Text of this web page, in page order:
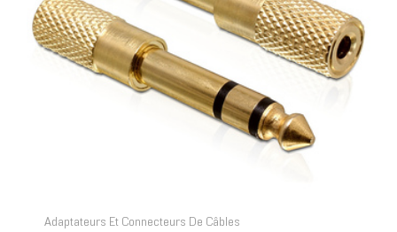
Adaptateurs Et Connecteurs De Câbles